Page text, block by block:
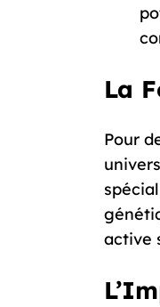
La
Pour
active